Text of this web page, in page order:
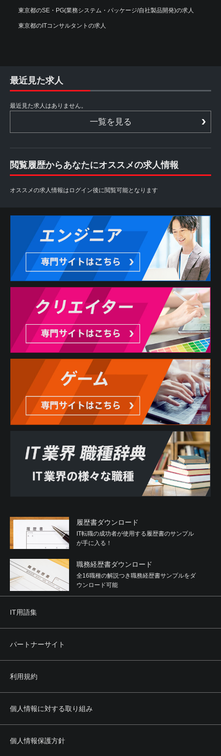
東京都のSE・PG(業務システム・パッケージ/自社製品開発)の求人
東京都のITコンサルタントの求人
最近見た求人
最近見た求人はありません。
一覧を見る
閲覧履歴からあなたにオススメの求人情報
オススメの求人情報はログイン後に閲覧可能となります
履歴書ダウンロード
IT転職の成功者が使用する履歴書のサンプル
が手に入る！
職務経歴書ダウンロード
全16職種の解説つき職務経歴書サンプルをダ
ウンロード可能
IT用語集
パートナーサイト
利用規約
個人情報に対する取り組み
個人情報保護方針